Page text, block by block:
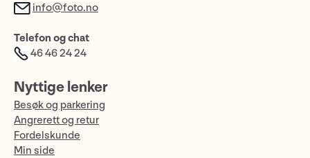
info@foto.no
Telefon og chat
46 46 24 24
Nyttige lenker
Besøk og parkering
Angrerett og retur
Fordelskunde
Min side